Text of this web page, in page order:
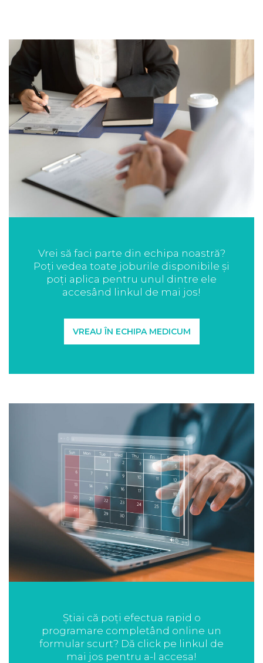
Vrei să faci parte din echipa noastră?
Poți vedea toate joburile disponibile și
poți aplica pentru unul dintre ele
accesând linkul de mai jos!
VREAU ÎN ECHIPA MEDICUM
Știai că poți efectua rapid o
programare completând online un
formular scurt? Dă click pe linkul de
mai jos pentru a-l accesa!